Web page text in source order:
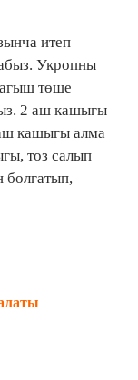
итеп
Укропны
төше
2 аш кашыгы
кашыгы алма
тоз салып